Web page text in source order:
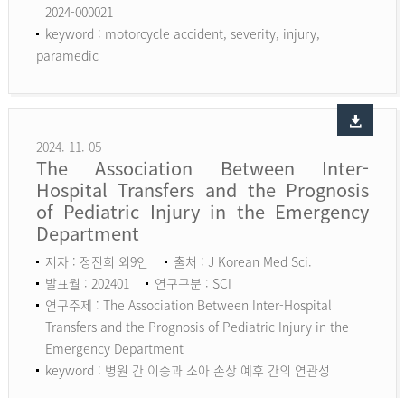
2024-000021
keyword : motorcycle accident, severity, injury,
paramedic
2024. 11. 05
The Association Between Inter-
Hospital Transfers and the Prognosis
of Pediatric Injury in the Emergency
Department
저자 : 정진희 외9인
출처 : J Korean Med Sci.
발표월 : 202401
연구구분 : SCI
연구주제 : The Association Between Inter-Hospital
Transfers and the Prognosis of Pediatric Injury in the
Emergency Department
keyword : 병원 간 이송과 소아 손상 예후 간의 연관성